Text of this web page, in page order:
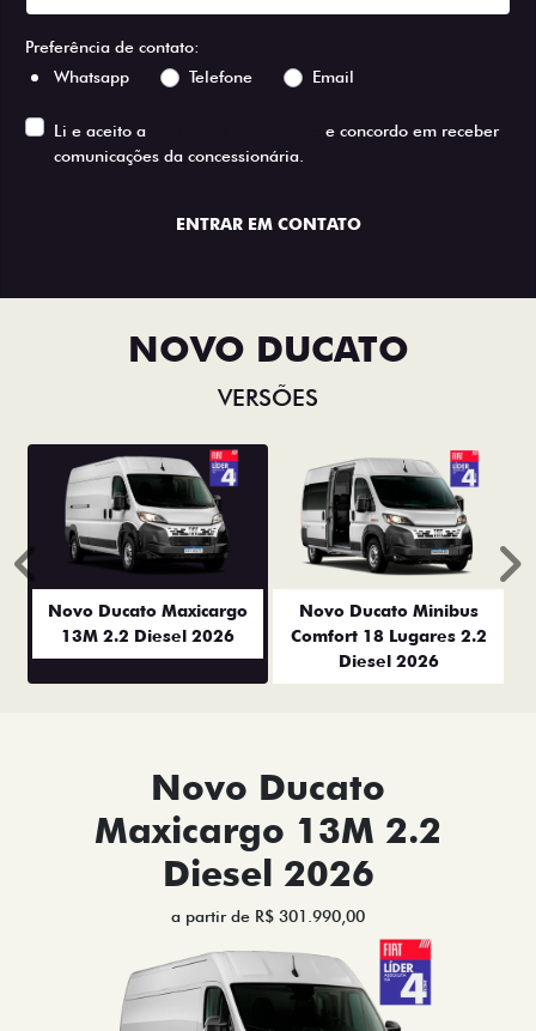
Preferência de contato:
Whatsapp
Telefone Email
Li e aceito a
e concordo em receber
comunicações da concessionária.
ENTRAR EM CONTATO
NOVO DUCATO
VERSÕES
Novo Ducato Maxicargo
13M 2.2 Diesel 2026
Novo Ducato Minibus
Comfort 18 Lugares 2.2
Diesel 2026
Anterior
Novo Ducato
Maxicargo 13M 2.2
Diesel 2026
a partir de R$ 301.990,00